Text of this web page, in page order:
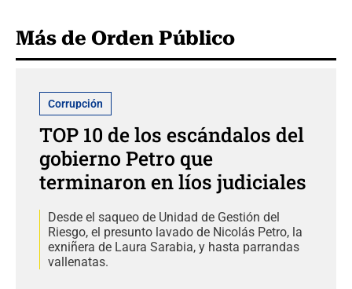
Más de Orden Público
Corrupción
TOP 10 de los escándalos del
gobierno Petro que
terminaron en líos judiciales
Desde el saqueo de Unidad de Gestión del
Riesgo, el presunto lavado de Nicolás Petro, la
exniñera de Laura Sarabia, y hasta parrandas
vallenatas.